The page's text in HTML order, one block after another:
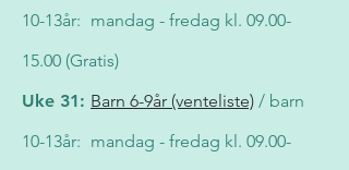
10-13år: mandag - fredag kl. 09.00-
15.00 (Gratis)
Uke 31: Barn 6-9år (venteliste) / barn
10-13år: mandag - fredag kl. 09.00-